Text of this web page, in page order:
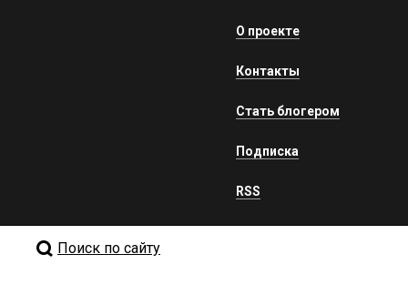
О проекте
Контакты
Стать блогером
Подписка
RSS
Поиск по сайту